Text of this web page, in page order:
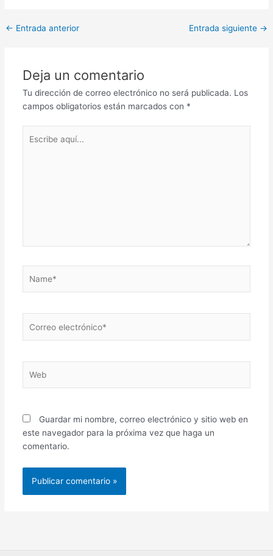
Post
← Entrada anterior Entrada siguiente →
Deja un comentario
Tu dirección de correo electrónico no será publicada. Los
campos obligatorios están marcados con *
aquí...
electrónico*
Guardar mi nombre, correo electrónico y sitio web en
este navegador para la próxima vez que haga un
comentario.